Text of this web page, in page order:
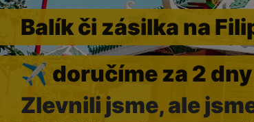
Balík či zásilka na
✈ doručíme za 2 dny
Zlevnili jsme, ale